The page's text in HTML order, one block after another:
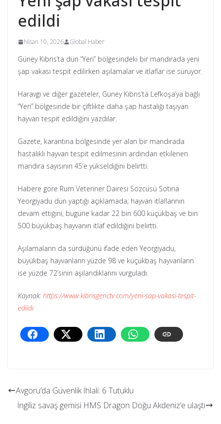
edildi
Nisan 10, 2026 Global Haber
Güney Kıbrıs’ta dün “Yeri” bölgesindeki bir mandırada yeni
şap vakası tespit edilirken aşılamalar ve itlaflar ise sürüyor.
Haravgi ve diğer gazeteler, Güney Kıbrıs’ta Lefkoşa’ya bağlı
“Yeri” bölgesinde bir çiftlikte daha şap hastalığı taşıyan
hayvan tespit edildiğini yazdılar.
Gazete, karantina bölgesinde yer alan bir mandırada
hastalıklı hayvan tespit edilmesinin ardından etkilenen
mandıra sayısının 45’e yükseldiğini belirtti.
Habere göre Rum Veteriner Dairesi Sözcüsü Sotiria
Yeorgiyadu dün yaptığı açıklamada; hayvan itlaflarının
devam ettiğini, bugüne kadar 22 bin 600 küçükbaş ve bin
500 büyükbaş hayvanın itlaf edildiğini belirtti.
Aşılamaların da sürdüğünü ifade eden Yeorgiyadu,
büyükbaş hayvanların yüzde 98 ve küçükbaş hayvanların
ise yüzde 72’sinin aşılandıklarını vurguladı.
Kaynak: https://www.kibrisgenctv.com/yeni-sap-vakasi-tespit-
edildi
Avgoru’da Güvenlik İhlali: 6 Tutuklu
İngiliz savaş gemisi HMS Dragon Doğu Akdeniz’e ulaştı